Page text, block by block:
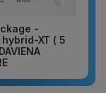
-
XT ( 5